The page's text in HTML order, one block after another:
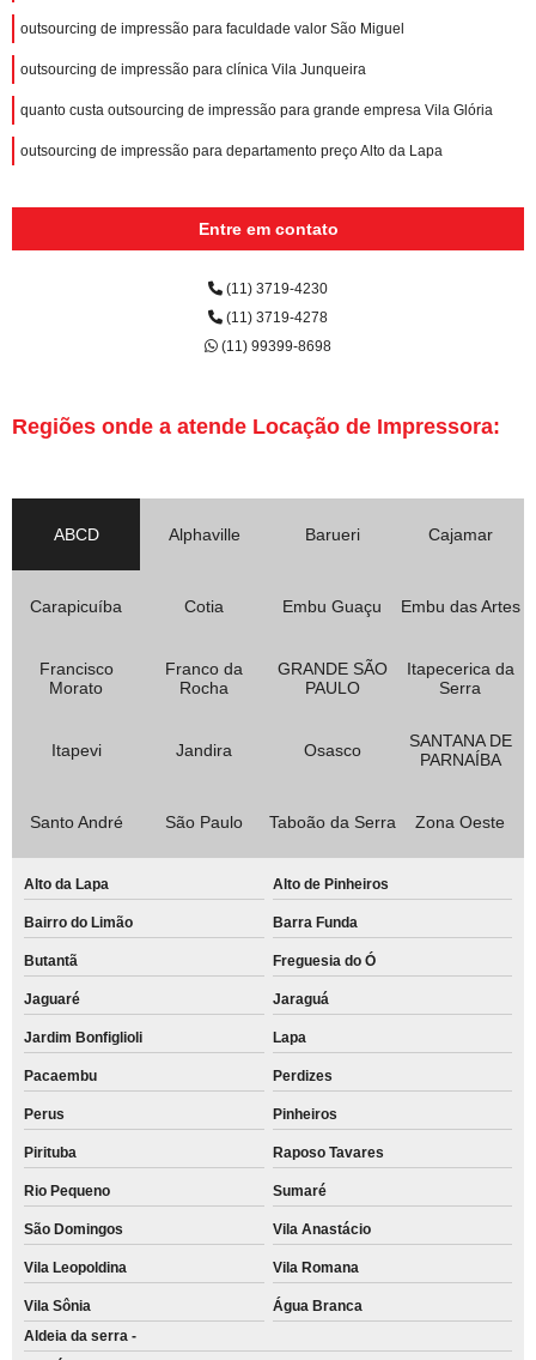
outsourcing de impressão para faculdade valor São Miguel
outsourcing de impressão para clínica Vila Junqueira
quanto custa outsourcing de impressão para grande empresa Vila Glória
outsourcing de impressão para departamento preço Alto da Lapa
Entre em contato
(11) 3719-4230
(11) 3719-4278
(11) 99399-8698
Regiões onde a atende Locação de Impressora:
ABCD Alphaville Barueri Cajamar
Carapicuíba Cotia Embu Guaçu Embu das Artes
Francisco
Morato
Franco da
Rocha
GRANDE SÃO
PAULO
Itapecerica da
Serra
Itapevi Jandira Osasco
SANTANA DE
PARNAÍBA
Santo André São Paulo Taboão da Serra Zona Oeste
Alto da Lapa Alto de Pinheiros
Bairro do Limão Barra Funda
Butantã Freguesia do Ó
Jaguaré Jaraguá
Jardim Bonfiglioli Lapa
Pacaembu Perdizes
Perus Pinheiros
Pirituba Raposo Tavares
Rio Pequeno Sumaré
São Domingos Vila Anastácio
Vila Leopoldina Vila Romana
Vila Sônia
Água Branca
Aldeia da serra -